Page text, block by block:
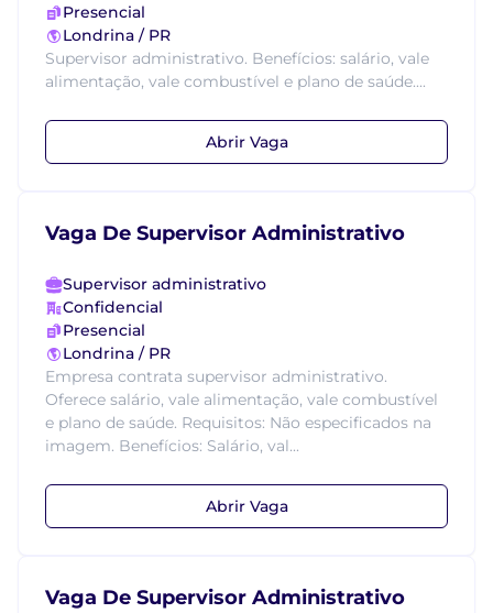
Presencial
Londrina / PR
Supervisor administrativo. Benefícios: salário, vale
alimentação, vale combustível e plano de saúde....
Abrir Vaga
Vaga De Supervisor Administrativo
Supervisor administrativo
Confidencial
Presencial
Londrina / PR
Empresa contrata supervisor administrativo.
Oferece salário, vale alimentação, vale combustível
e plano de saúde. Requisitos: Não especificados na
imagem. Benefícios: Salário, val...
Abrir Vaga
Vaga De Supervisor Administrativo